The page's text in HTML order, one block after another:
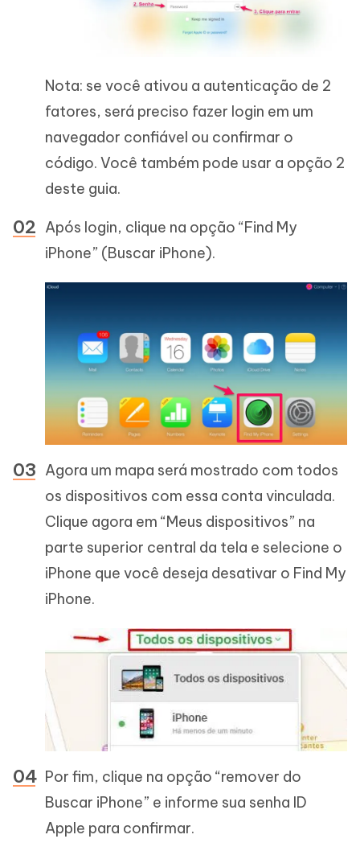
Nota: se você ativou a autenticação de 2
fatores, será preciso fazer login em um
navegador confiável ou confirmar o
código. Você também pode usar a opção 2
deste guia.
Após login, clique na opção “Find My
iPhone” (Buscar iPhone).
Agora um mapa será mostrado com todos
os dispositivos com essa conta vinculada.
Clique agora em “Meus dispositivos” na
parte superior central da tela e selecione o
iPhone que você deseja desativar o Find My
iPhone.
Por fim, clique na opção “remover do
Buscar iPhone” e informe sua senha ID
Apple para confirmar.